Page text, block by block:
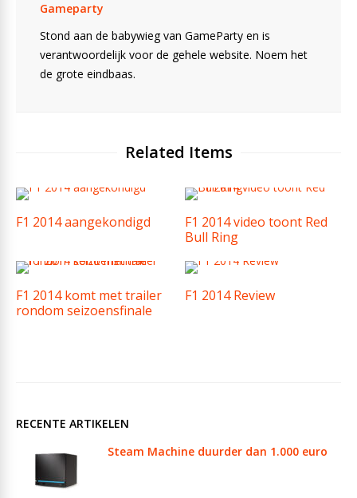
Gameparty
Stond aan de babywieg van GameParty en is
verantwoordelijk voor de gehele website. Noem het
de grote eindbaas.
Related Items
F1 2014 aangekondigd
F1 2014 video toont Red
Bull Ring
F1 2014 komt met trailer
rondom seizoensfinale
F1 2014 Review
RECENTE ARTIKELEN
Steam Machine duurder dan 1.000 euro